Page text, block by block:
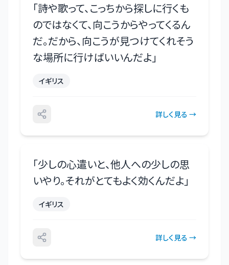
「詩や歌って、こっちから探しに行くも
のではなくて、向こうからやってくるん
だ。だから、向こうが見つけてくれそう
な場所に行けばいいんだよ 」
イギリス
詳しく見る →
「少しの心遣いと、他人への少しの思
いやり。それがとてもよく効くんだよ 」
イギリス
詳しく見る →